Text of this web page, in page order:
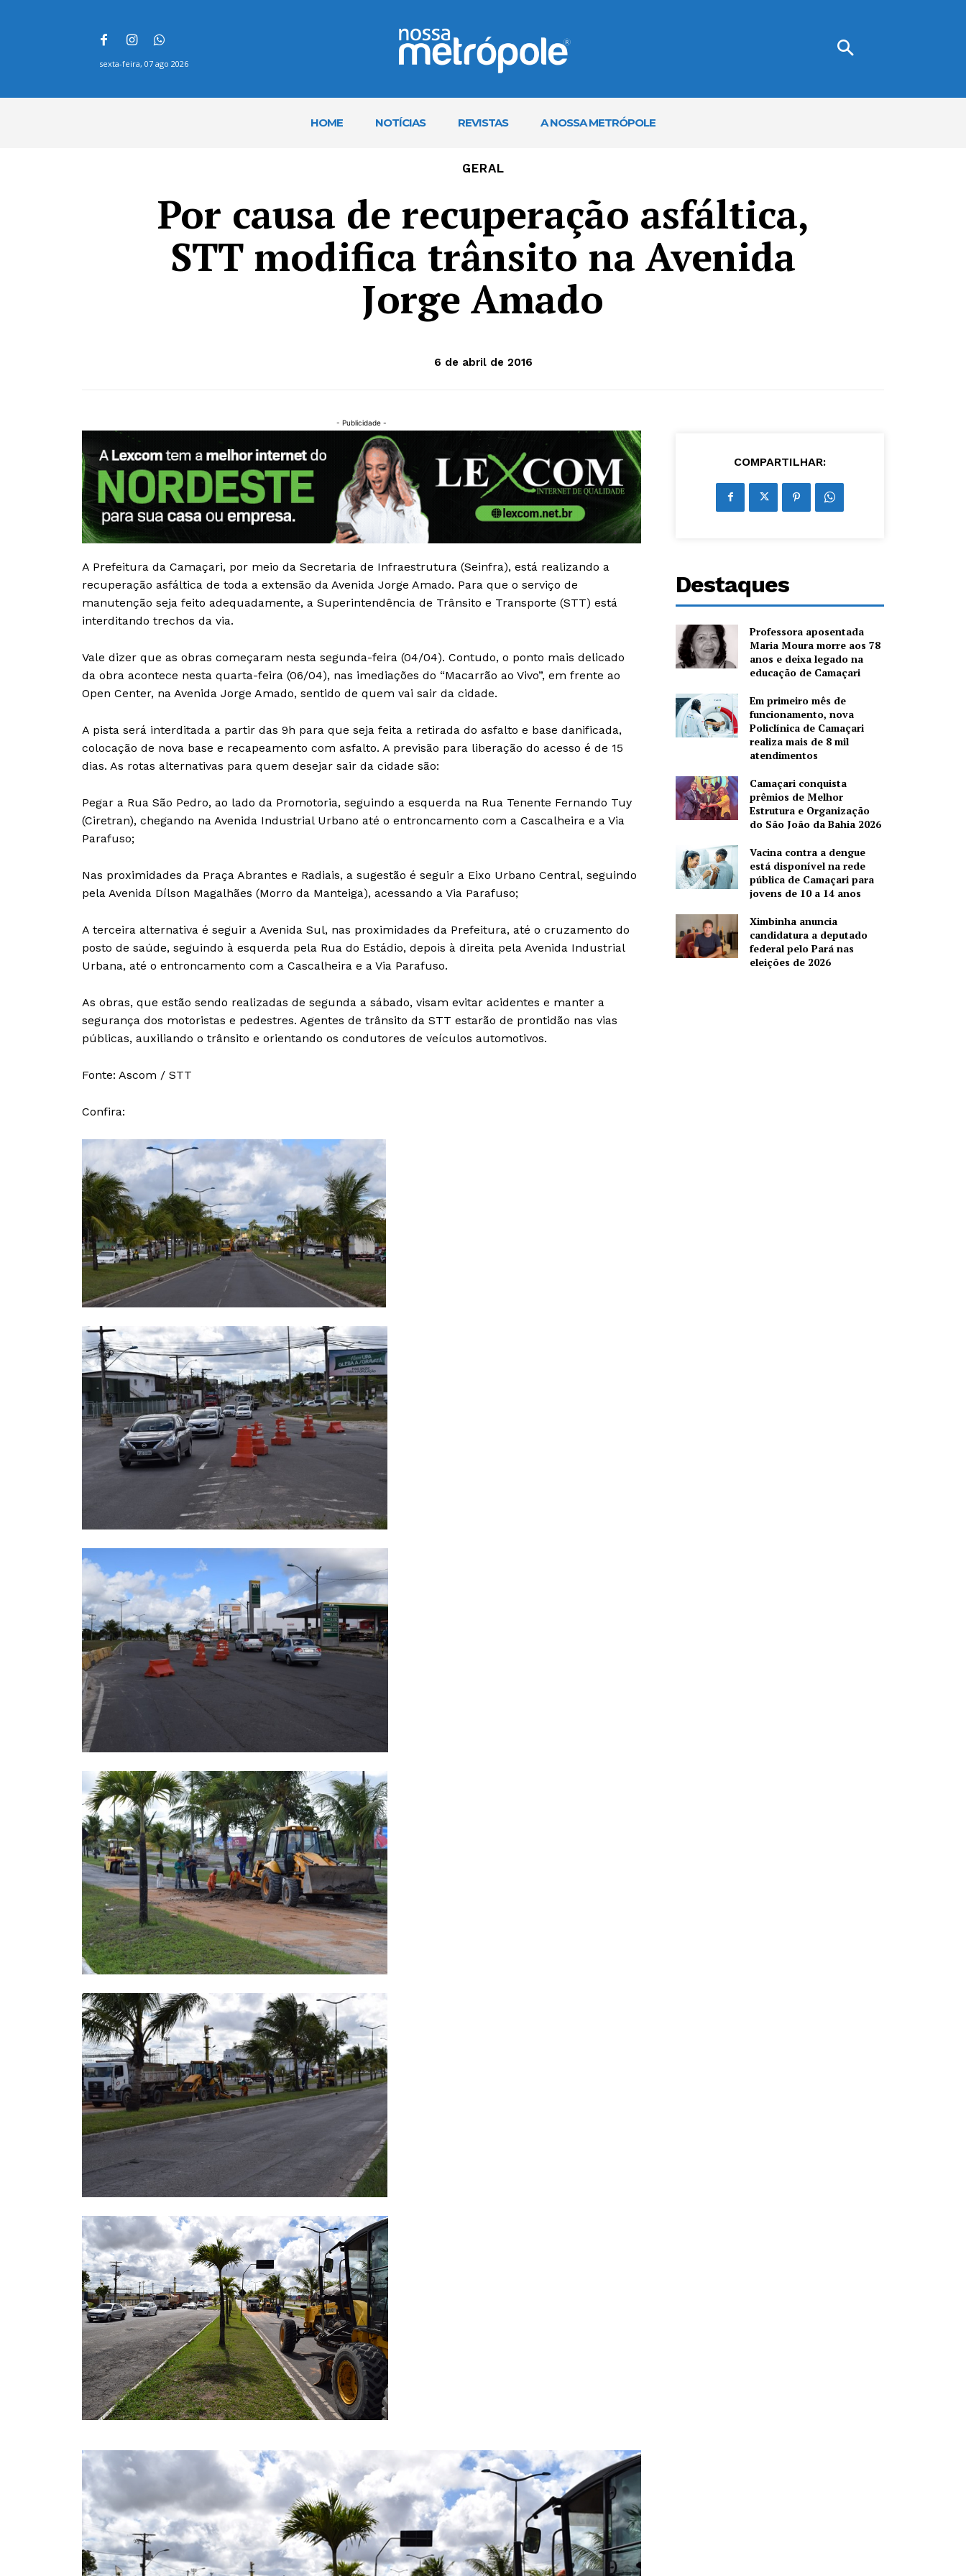
sexta-feira, 07 ago 2026
HOME NOTÍCIAS REVISTAS A NOSSA METRÓPOLE
GERAL
Por causa de recuperação asfáltica,
STT modifica trânsito na Avenida
Jorge Amado
6 de abril de 2016
- Publicidade -
A Prefeitura da Camaçari, por meio da Secretaria de Infraestrutura (Seinfra), está realizando a
recuperação asfáltica de toda a extensão da Avenida Jorge Amado. Para que o serviço de
manutenção seja feito adequadamente, a Superintendência de Trânsito e Transporte (STT) está
interditando trechos da via.
Vale dizer que as obras começaram nesta segunda-feira (04/04). Contudo, o ponto mais delicado
da obra acontece nesta quarta-feira (06/04), nas imediações do “Macarrão ao Vivo”, em frente ao
Open Center, na Avenida Jorge Amado, sentido de quem vai sair da cidade.
A pista será interditada a partir das 9h para que seja feita a retirada do asfalto e base danificada,
colocação de nova base e recapeamento com asfalto. A previsão para liberação do acesso é de 15
dias. As rotas alternativas para quem desejar sair da cidade são:
Pegar a Rua São Pedro, ao lado da Promotoria, seguindo a esquerda na Rua Tenente Fernando Tuy
(Ciretran), chegando na Avenida Industrial Urbano até o entroncamento com a Cascalheira e a Via
Parafuso;
Nas proximidades da Praça Abrantes e Radiais, a sugestão é seguir a Eixo Urbano Central, seguindo
pela Avenida Dílson Magalhães (Morro da Manteiga), acessando a Via Parafuso;
A terceira alternativa é seguir a Avenida Sul, nas proximidades da Prefeitura, até o cruzamento do
posto de saúde, seguindo à esquerda pela Rua do Estádio, depois à direita pela Avenida Industrial
Urbana, até o entroncamento com a Cascalheira e a Via Parafuso.
As obras, que estão sendo realizadas de segunda a sábado, visam evitar acidentes e manter a
segurança dos motoristas e pedestres. Agentes de trânsito da STT estarão de prontidão nas vias
públicas, auxiliando o trânsito e orientando os condutores de veículos automotivos.
Fonte: Ascom / STT
Confira:
COMPARTILHAR:
Destaques
Professora aposentada
Maria Moura morre aos 78
anos e deixa legado na
educação de Camaçari
Em primeiro mês de
funcionamento, nova
Policlínica de Camaçari
realiza mais de 8 mil
atendimentos
Camaçari conquista
prêmios de Melhor
Estrutura e Organização
do São João da Bahia 2026
Vacina contra a dengue
está disponível na rede
pública de Camaçari para
jovens de 10 a 14 anos
Ximbinha anuncia
candidatura a deputado
federal pelo Pará nas
eleições de 2026